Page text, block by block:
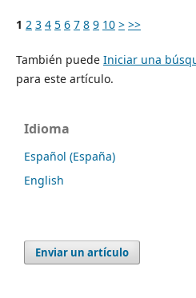
1 2 3 4 5 6 7 8 9 10 > >>
También puede Iniciar una
para este artículo.
Idioma
Español (España)
English
Enviar un artículo